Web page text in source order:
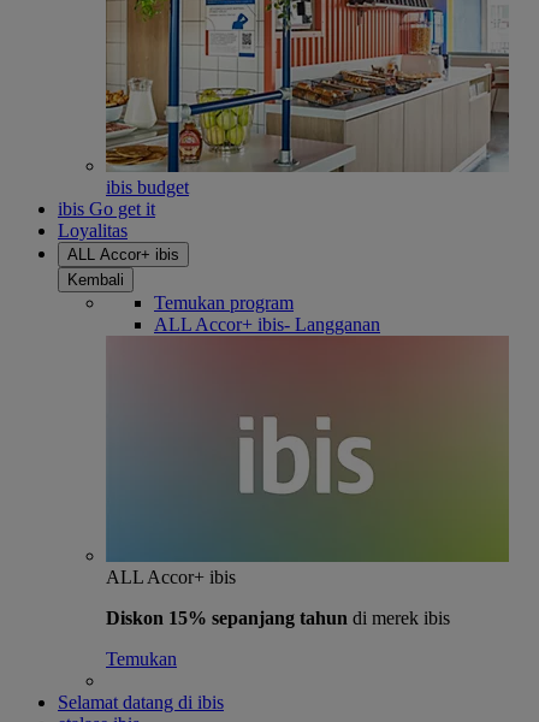
ibis budget
ibis Go get it
Loyalitas
ALL Accor+ ibis
Kembali
Temukan program
ALL Accor+ ibis- Langganan
ALL Accor+ ibis
Diskon 15% sepanjang tahun di merek ibis
Temukan
Selamat datang di ibis